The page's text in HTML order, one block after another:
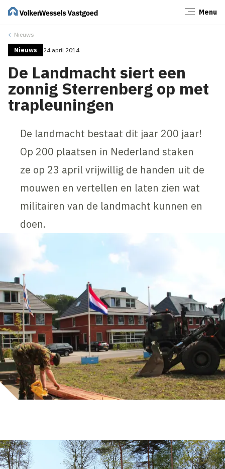
Menu
Nieuws
Nieuws 24 april 2014
De Landmacht siert een
zonnig Sterrenberg op met
trapleuningen
De landmacht bestaat dit jaar 200 jaar!
Op 200 plaatsen in Nederland staken
ze op 23 april vrijwillig de handen uit de
mouwen en vertellen en laten zien wat
militairen van de landmacht kunnen en
doen.
Sluiten